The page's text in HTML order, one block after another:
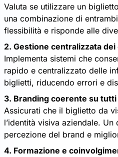
Valuta se utilizzare un
una combinazione di
flessibilità e risponde alle
2. Gestione centralizzata dei
Implementa sistemi che
rapido e centralizzato delle
biglietti, riducendo errori e
3. Branding coerente su
Assicurati che il biglietto da
l’identità visiva aziendale.
percezione del brand e
4. Formazione e